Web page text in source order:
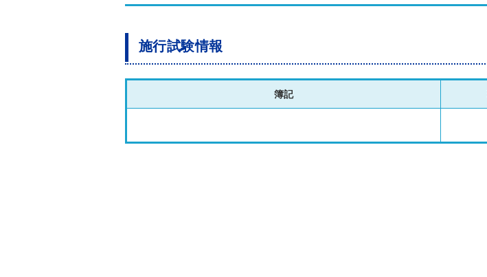
施行試験情報
簿記